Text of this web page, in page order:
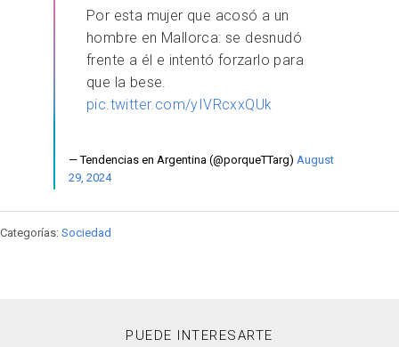
Por esta mujer que acosó a un
hombre en Mallorca: se desnudó
frente a él e intentó forzarlo para
que la bese.
pic.twitter.com/yIVRcxxQUk
— Tendencias en Argentina (@porqueTTarg) August
29, 2024
Categorías: Sociedad
PUEDE INTERESARTE